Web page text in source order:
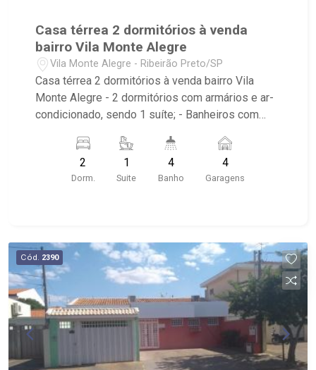
Casa térrea 2 dormitórios à venda
bairro Vila Monte Alegre
Vila Monte Alegre - Ribeirão Preto/SP
Casa térrea 2 dormitórios à venda bairro Vila
Monte Alegre - 2 dormitórios com armários e ar-
condicionado, sendo 1 suíte; - Banheiros com
Escritório; - Cozinha planejada; - Despensa; -
Corredor lateral; - Espaço gourmet; -
Churrasqueira; - Piscina; - 4 vagas de garagem,
2
Dorm.
1
Suite
4
Banho
4
Garagens
Cód. 2390